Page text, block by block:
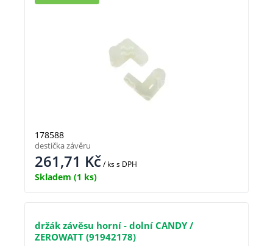
178588
261,71 Kč/ kss DPH
Skladem (1 ks)
destička závěru
držák závěsu horní - dolní CANDY /
ZEROWATT (91942178)